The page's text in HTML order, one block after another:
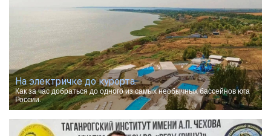
На электричке до курорта.
Как за час добраться до одного из самых необычных бассейнов юга
России.